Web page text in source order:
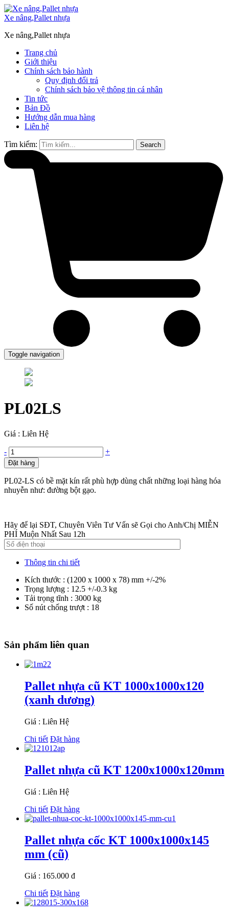
Xe nâng,Pallet nhựa
Xe nâng,Pallet nhựa
Trang chủ
Giới thiệu
Chính sách bảo hành
Quy định đổi trả
Chính sách bảo vệ thông tin cá nhân
Tin tức
Bản Đồ
Hướng dẫn mua hàng
Liên hệ
Tìm kiếm: Search
Toggle navigation
PL02LS
Giá : Liên Hệ
- +
Đặt hàng
PL02-LS có bề mặt kín rất phù hợp dùng chất những loại hàng hóa
nhuyễn như: đường bột gạo.
Hãy để lại SĐT, Chuyên Viên Tư Vấn sẽ Gọi cho Anh/Chị MIỄN
PHÍ Muộn Nhất Sau 12h
Thông tin chi tiết
Kích thước : (1200 x 1000 x 78) mm +/-2%
Trọng lượng : 12.5 +/-0.3 kg
Tải trọng tĩnh : 3000 kg
Số nút chống trượt : 18
Sản phẩm liên quan
Pallet nhựa cũ KT 1000x1000x120
(xanh dương)
Giá : Liên Hệ
Chi tiết Đặt hàng
Pallet nhựa cũ KT 1200x1000x120mm
Giá : Liên Hệ
Chi tiết Đặt hàng
Pallet nhựa cốc KT 1000x1000x145
mm (cũ)
Giá : 165.000 đ
Chi tiết Đặt hàng